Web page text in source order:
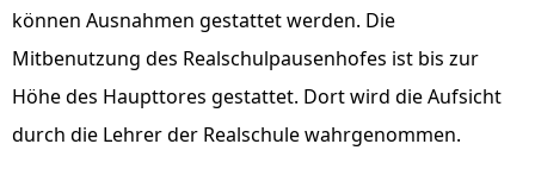
können Ausnahmen gestattet werden. Die
Mitbenutzung des Realschulpausenhofes ist bis zur
Höhe des Haupttores gestattet. Dort wird die Aufsicht
durch die Lehrer der Realschule wahrgenommen.